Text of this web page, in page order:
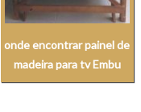
onde encontrar painel de
madeira para tv Embu